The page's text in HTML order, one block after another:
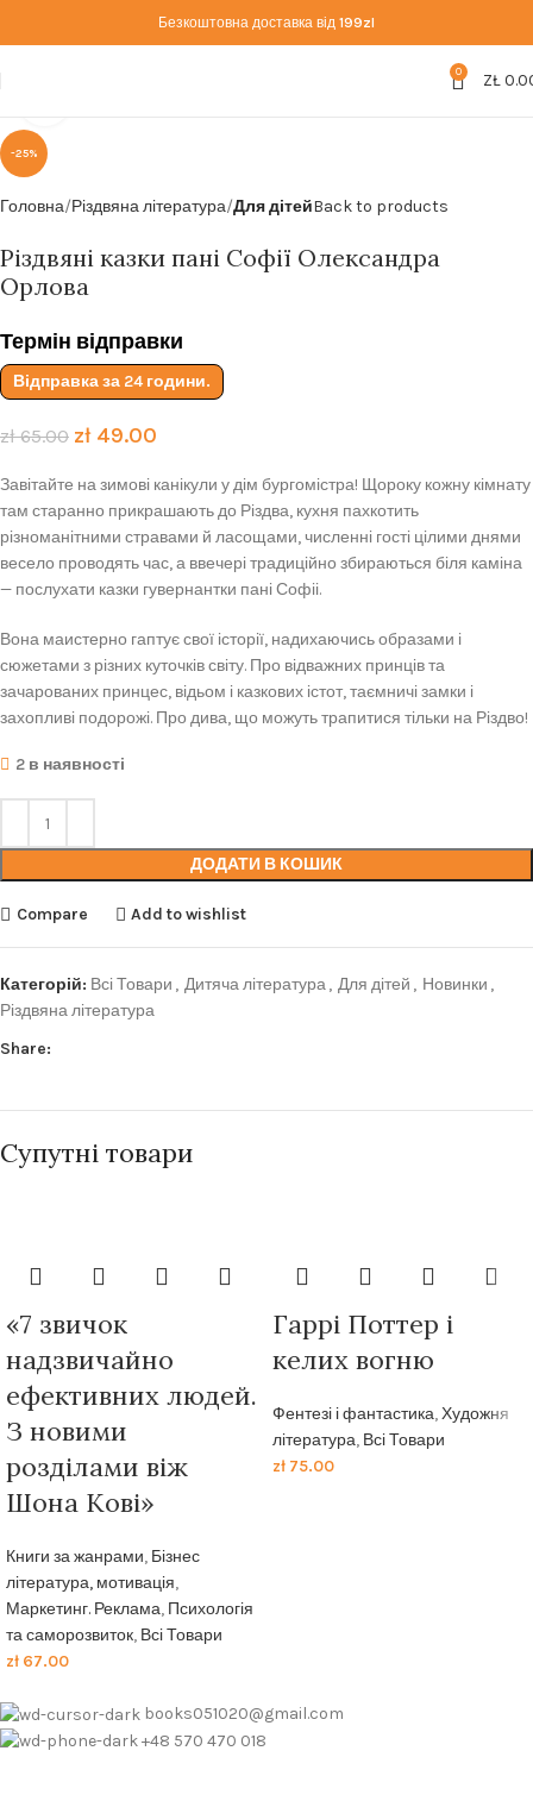
Безкоштовна доставка від 199zl
0 ZŁ
-25%
Головна Різдвяна література Для дітейBack to products
Різдвяні казки пані Софії Олександра
Орлова
Термін відправки
Відправка за 24 години.
zł65.00 zł49.00
Завітайте на зимові канікули у дім бургомістра! Щороку кожну кімнату
там старанно прикрашають до Різдва, кухня пахкотить
різноманітними стравами й ласощами, численні гості цілими днями
весело проводять час, а ввечері традиційно збираються біля каміна
— послухати казки гувернантки пані Софіі.
Вона маистерно гаптує свої історії, надихаючись образами і
сюжетами з різних куточків світу. Про відважних принців та
зачарованих принцес, відьом і казкових істот, таємничі замки і
захопливі подорожі. Про дива, що можуть трапитися тільки на Різдво!
2 в наявності
ДОДАТИ В КОШИК
Compare Add to wishlist
Категорій: Всі Товари , Дитяча література, Для дітей , Новинки ,
Різдвяна література
Share:
Супутні товари
«7 звичок
надзвичайно
ефективних людей.
З новими
розділами віж
Шона Кові»
Книги за жанрами, Бізнес
література, мотивація,
Маркетинг. Реклама, Психологія
та саморозвиток, Всі Товари
zł 67.00
Гаррі Поттер і
келих вогню
Фентезі і фантастика,Художня
література, Всі Товари
zł 75.00
books051020@gmail.com
+48 570 470 018